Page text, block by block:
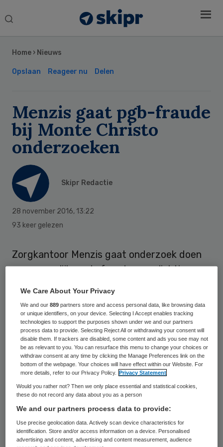
Search
Home › Nieuws
Opslaan Reageer nu Delen
Menzis gaat pgb-fraude
bij Monte Christo
onderzoeken
Skipr Redactie
28 november 2016, 13:22
93 keer gelezen
Zorgkantoor Menzis gaat onderzoek doen
naar mogelijke pgb-fraude en oplichting van
van een uitzending van KRO/NCRV-
programma De Monitor en een tv-
programma van RTV Drenthe.
Dit schrijft het Dagblad van het Noorden .
De afgelopen tijd zijn er veel klachten
geweest over Monte Christo BV, de
inmiddels failliete Stichting Monte Christo
en de Stichting Phareon, die allemaal van
dezelfde eigenaar zijn. De zorginstelling
Sidebar
We Care About Your Privacy
We and our889 partners store and access personal data, like browsing data
or unique identifiers, on your device. Selecting I Accept enables tracking
technologies to support the purposes shown under we and our partners
process data to provide. Selecting Reject All or withdrawing your consent will
disable them. If trackers are disabled, some content and ads you see may not
be as relevant to you. You can resurface this menu to change your choices or
withdraw consent at any time by clicking the Manage Preferences link on the
bottom of the webpage. Your choices will have effect within our Website. For
more details, refer to our Privacy Policy.
Privacy Statement
Would you rather not? Then we only place essential and statistical cookies,
these do not record any data about you as a person
We and our partners process data to provide:
Use precise geolocation data. Actively scan device characteristics for
identification. Store and/or access information on a device. Personalised
advertising and content, advertising and content measurement, audience